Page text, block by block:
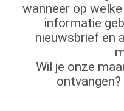
wanneer op
informatie
nieuwsbrief en
Wil je onze